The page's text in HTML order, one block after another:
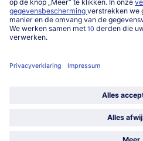
Land / Taal selecteren